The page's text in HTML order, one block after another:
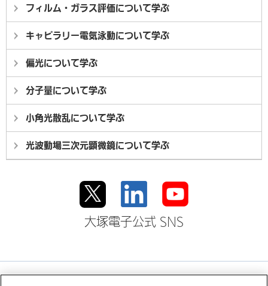
フィルム・ガラス評価について学ぶ
キャピラリー電気泳動について学ぶ
偏光について学ぶ
分子量について学ぶ
小角光散乱について学ぶ
光波動場三次元顕微鏡について学ぶ
大塚電子公式 SNS